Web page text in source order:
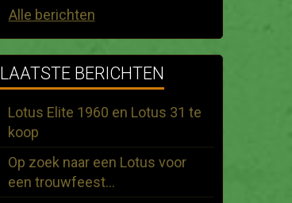
Alle berichten
LAATSTE BERICHTEN
Lotus Elite 1960 en Lotus 31 te
koop
Op zoek naar een Lotus voor
een trouwfeest...